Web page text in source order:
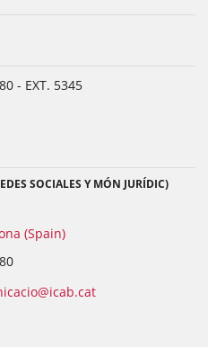
- EXT. 5345
SOCIALES Y MÓN JURÍDIC)
(Spain)